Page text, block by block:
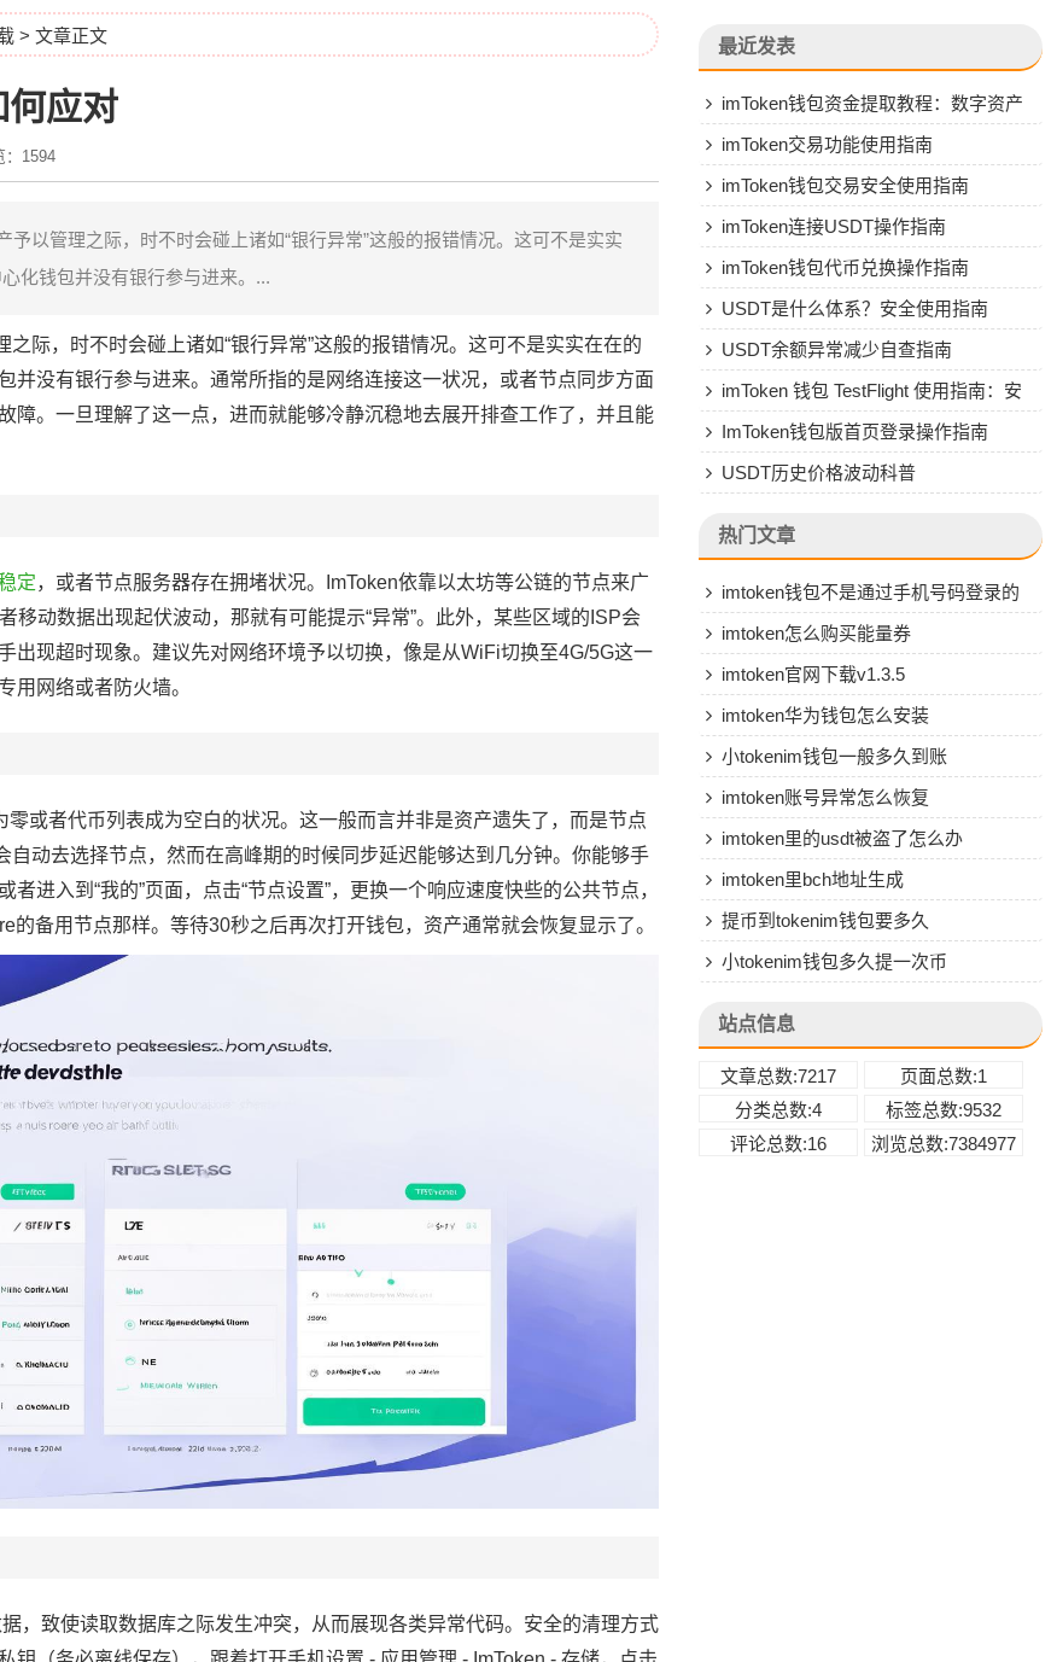
> 文章正文
何应对
：1594
予以管理之际，时不时会碰上诸如“银行异常”这般的报错情况。这可不是实实
化钱包并没有银行参与进来。...
际，时不时会碰上诸如“银行异常”这般的报错情况。这可不是实实在在的
并没有银行参与进来。通常所指的是网络连接这一状况，或者节点同步方面
障。一旦理解了这一点，进而就能够冷静沉稳地去展开排查工作了，并且能
定，或者节点服务器存在拥堵状况。ImToken依靠以太坊等公链的节点来广
移动数据出现起伏波动，那就有可能提示“异常”。此外，某些区域的ISP会
出现超时现象。建议先对网络环境予以切换，像是从WiFi切换至4G/5G这一
用网络或者防火墙。
零或者代币列表成为空白的状况。这一般而言并非是资产遗失了，而是节点
自动去选择节点，然而在高峰期的时候同步延迟能够达到几分钟。你能够手
进入到“我的”页面，点击“节点设置”，更换一个响应速度快些的公共节点，
的备用节点那样。等待30秒之后再次打开钱包，资产通常就会恢复显示了。
，致使读取数据库之际发生冲突，从而展现各类异常代码。安全的清理方式
最近发表
imToken钱包资金提取教程：数字资产
转人民币操作指南
imToken交易功能使用指南
imToken钱包交易安全使用指南
imToken连接USDT操作指南
imToken钱包代币兑换操作指南
USDT是什么体系？安全使用指南
USDT余额异常减少自查指南
imToken 钱包 TestFlight 使用指南：安
全安装与风险防范
ImToken钱包版首页登录操作指南
USDT历史价格波动科普
热门文章
imtoken钱包不是通过手机号码登录的
吗imtoken怎么购买能量券
imtoken官网下载v1.3.5
imtoken华为钱包怎么安装
小tokenim钱包一般多久到账
imtoken账号异常怎么恢复
imtoken里的usdt被盗了怎么办
imtoken里bch地址生成
提币到tokenim钱包要多久
小tokenim钱包多久提一次币
站点信息
文章总数:7217
页面总数:1
分类总数:4
标签总数:9532
评论总数:16
浏览总数:7384977